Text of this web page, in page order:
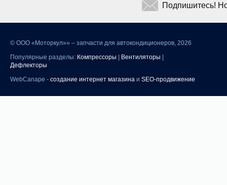
© ООО «Моторкул»» – запчасти для автокондиционеров, 2026
Популярные разделы: Компрессоры Вентиляторы
Дефлекторы
WebCanape - создание интернет магазина и SEO-продвижение
Подпишитесь!